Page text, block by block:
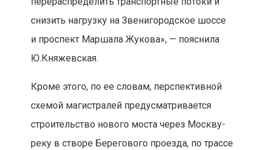
снизить нагрузку на Звенигородское шоссе
и проспект Маршала Жукова», — пояснила
Ю.Княжевская.
Кроме этого, по ее словам, перспективной
схемой магистралей предусматривается
строительство нового моста через Москву-
реку в створе Берегового проезда, по трассе